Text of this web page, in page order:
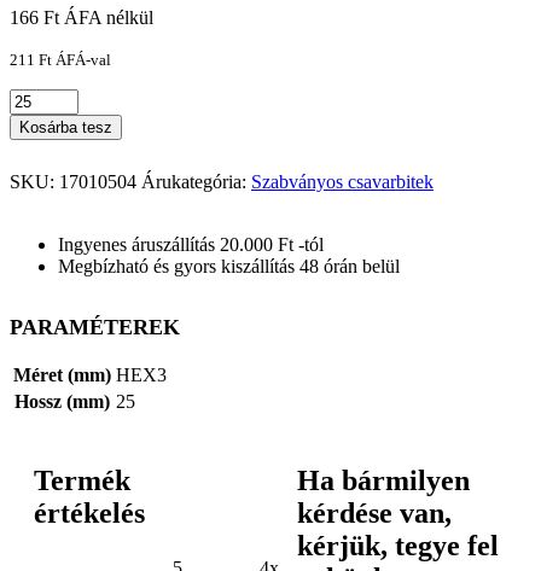
166 Ft ÁFA nélkül
211 Ft ÁFÁ-val
Kosárba tesz
SKU: 17010504 Árukategória: Szabványos csavarbitek
Ingyenes áruszállítás 20.000 Ft -tól
Megbízható és gyors kiszállítás 48 órán belül
PARAMÉTEREK
Méret (mm) HEX3
Hossz (mm) 25
Termék
értékelés
Ha bármilyen
kérdése van,
kérjük, tegye fel